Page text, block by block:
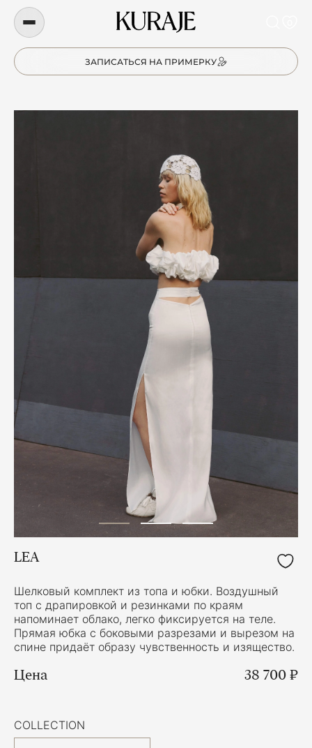
ЗАПИСАТЬСЯ НА ПРИМЕРКУ
LEA
Шелковый комплект из топа и юбки. Воздушный
топ с драпировкой и резинками по краям
напоминает облако, легко фиксируется на теле.
Прямая юбка с боковыми разрезами и вырезом на
спине придаёт образу чувственность и изящество.
Цена 38 700 ₽
COLLECTION